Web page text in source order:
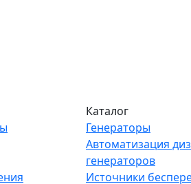
Каталог
Генераторы
Автоматизация
генераторов
Источники